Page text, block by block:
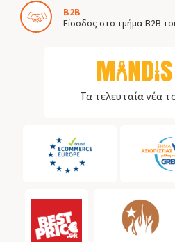
B2B
Είσοδος στο τμήμα B2B
Τα τελευταία νέα